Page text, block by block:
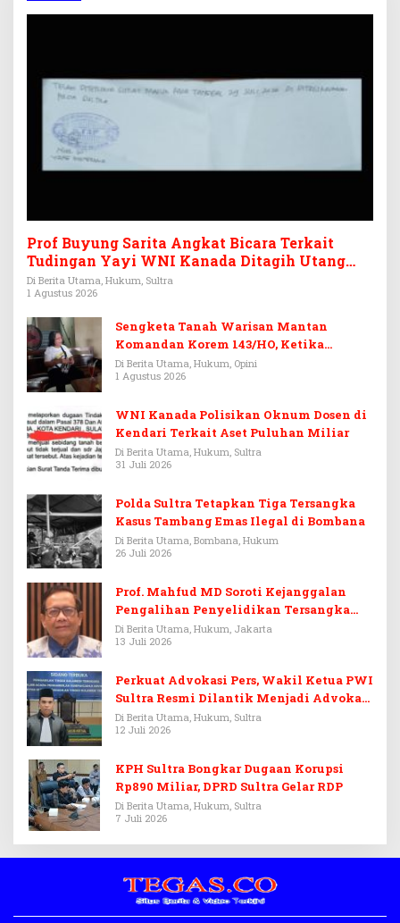
Prof Buyung Sarita Angkat Bicara Terkait
Tudingan Yayi WNI Kanada Ditagih Utang
Rp3,6 Miliar
Di Berita Utama, Hukum, Sultra
1 Agustus 2026
Sengketa Tanah Warisan Mantan
Komandan Korem 143/HO, Ketika
Warisan Menjadi Arena Pemerasan
Di Berita Utama, Hukum, Opini
1 Agustus 2026
WNI Kanada Polisikan Oknum Dosen di
Kendari Terkait Aset Puluhan Miliar
Di Berita Utama, Hukum, Sultra
31 Juli 2026
Polda Sultra Tetapkan Tiga Tersangka
Kasus Tambang Emas Ilegal di Bombana
Di Berita Utama, Bombana, Hukum
26 Juli 2026
Prof. Mahfud MD Soroti Kejanggalan
Pengalihan Penyelidikan Tersangka
Febrie Adriansyah
Di Berita Utama, Hukum, Jakarta
13 Juli 2026
Perkuat Advokasi Pers, Wakil Ketua PWI
Sultra Resmi Dilantik Menjadi Advokat
PERADI
Di Berita Utama, Hukum, Sultra
12 Juli 2026
KPH Sultra Bongkar Dugaan Korupsi
Rp890 Miliar, DPRD Sultra Gelar RDP
Di Berita Utama, Hukum, Sultra
7 Juli 2026